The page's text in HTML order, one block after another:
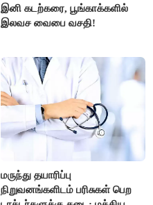
இனி கடற்கரை, பூங்காக்களில்
இலவச வைபை வசதி!
மருந்து தயாரிப்பு
நிறுவனங்களிடம் பரிசுகள் பெற